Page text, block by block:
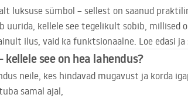
luksuse sümbol – sellest on saanud
uurida, kellele see tegelikult sobib, millised
ilus, vaid ka funktsionaalne. Loe edasi
see on hea lahendus?
neile, kes hindavad mugavust ja korda
samal ajal,